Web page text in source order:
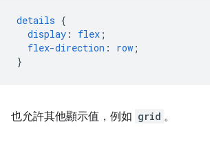
details {
display : flex ;
flex-direction : row ;
}
也允許其他顯示值，例如 grid 。